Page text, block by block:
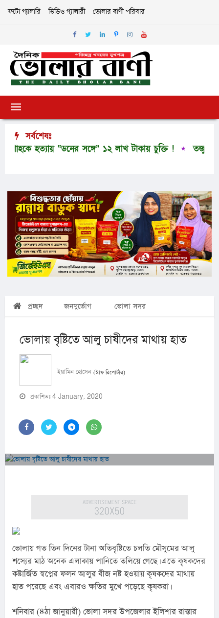
ফটো গ্যালারি ভিডিও গ্যালারী ভোলার বাণী পরিবার
সর্বশেষঃ
হত্যায় “ডনের সঙ্গে” ১২ লাখ টাকায় চুক্তি !
তজুমদ্দিনে
প্রচ্ছদ জনদুর্ভোগ ভোলা সদর
ভোলায় বৃষ্টিতে আলু চাষীদের মাথায় হাত
ইয়ামিন হোসেন (স্টাফ রিপোর্টার)
প্রকাশিতঃ 4 January, 2020
ভোলায় গত তিন দিনের টানা অতিবৃষ্টিতে চলতি মৌসুমের আলু
শস্যের মাঠ অনেক এলাকায় পানিতে তলিয়ে গেছে। এতে কৃষকদের
কষ্টার্জিত স্বপ্নের ফলন আলুর বীজ নষ্ট হওয়ায় কৃষকদের মাথায়
হাত পরেছে এবং এবারও ক্ষতির মুখে পড়েছে কৃষকরা।
শনিবার (৪ঠা জানুয়ারী) ভোলা সদর উপজেলার ইলিশার রাস্তার